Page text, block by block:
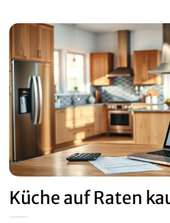
Küche auf Raten